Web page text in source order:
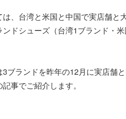
、台湾と米国と中国で実店舗と
ンドシューズ（台湾1ブランド・
ブランドを昨年の12月に実店舗
事でご紹介します。